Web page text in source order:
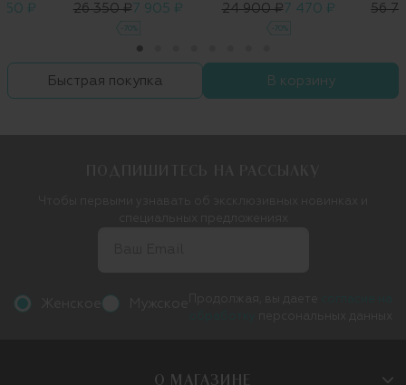
₽
26 350 ₽ 7 905 ₽
-70%
24 900 ₽ 7 470 ₽
-70%
56
Быстрая покупка В корзину
О МАГАЗИНЕ